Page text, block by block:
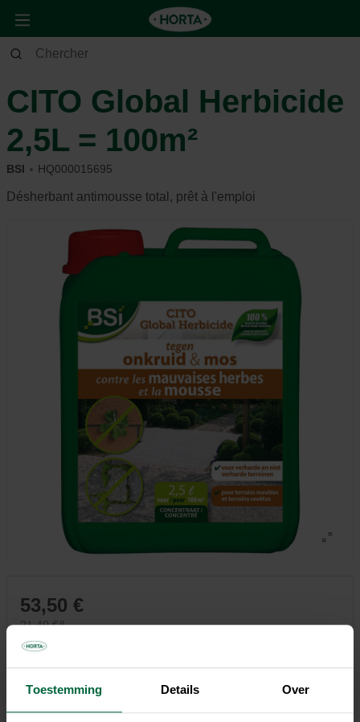
Toestemming Details Over
Jardin Jardin d’ornement
CITO Global Herbicide
2,5L = 100m²
BSI HQ000015695
Désherbant antimousse total, prêt à l'emploi
53,50 €
21,40 €/l